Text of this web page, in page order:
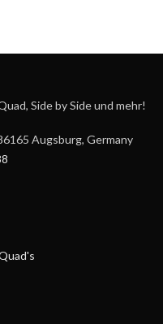
Side by Side und mehr!
Augsburg, Germany